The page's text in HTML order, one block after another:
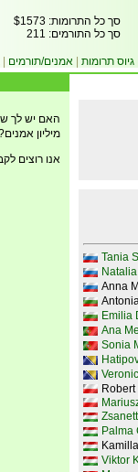
סך כל התרומות: $1573
סך כל התורמים: 211
גיוס תרומות אמנים/תורמים |
Tania
Anna
Emilia
Ana
Sonia
Palma
Viktor
האם יש לך
מיליון
אנו רוצים